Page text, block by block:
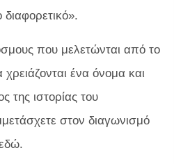
που μελετώνται από το
ένα όνομα και
της ιστορίας του
στον διαγωνισμό